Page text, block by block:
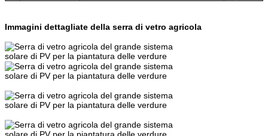
Immagini dettagliate della serra di vetro agricola